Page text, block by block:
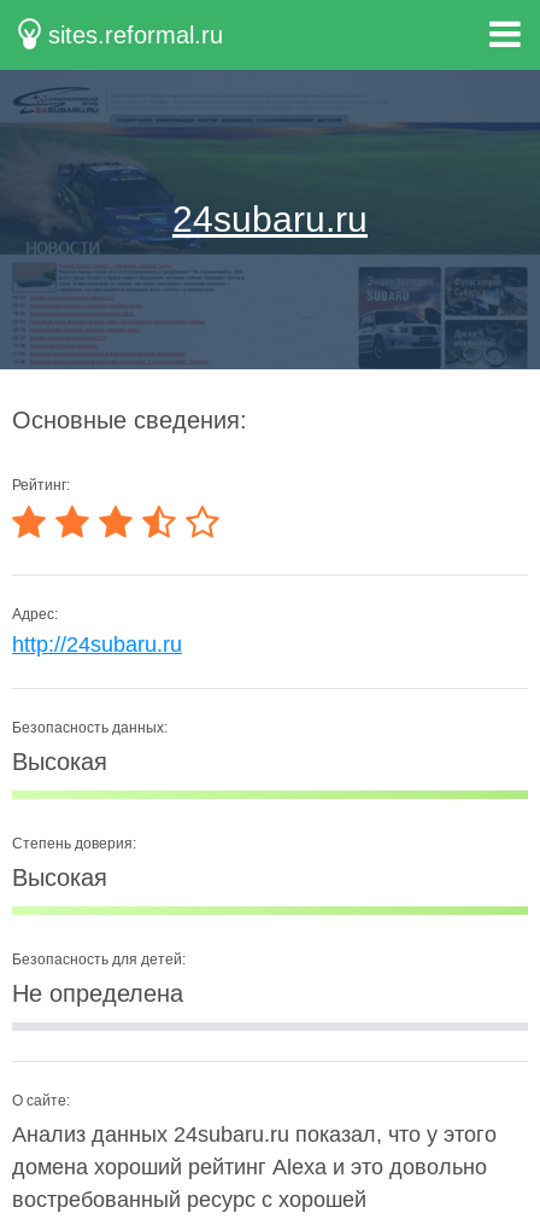
sites.reformal.ru
24subaru.ru
Основные сведения:
Рейтинг:
Адрес:
http://24subaru.ru
Безопасность данных:
Высокая
Степень доверия:
Высокая
Безопасность для детей:
Не определена
О сайте:
Анализ данных 24subaru.ru показал, что у этого
домена хороший рейтинг Alexa и это довольно
востребованный ресурс с хорошей